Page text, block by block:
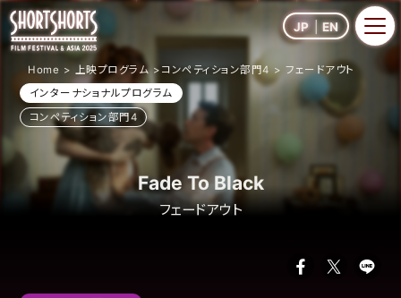
JP EN
Home 上映プログラム コンペティション部門4
フェードアウト
インターナショナルプログラム
コンペティション部門4
Fade To Black
フェードアウト